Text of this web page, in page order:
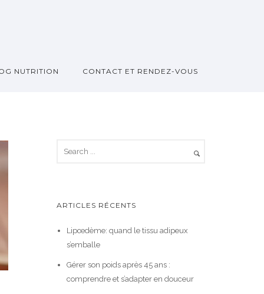
NUTRITION CONTACT ET RENDEZ-VOUS
ARTICLES RÉCENTS
Lipœdème: quand le tissu adipeux
s’emballe
Gérer son poids après 45 ans :
comprendre et s’adapter en douceur